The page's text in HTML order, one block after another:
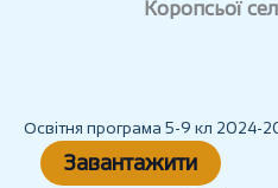
Коропсьої
Освітня програма 5-9 кл 2024-
Завантажити